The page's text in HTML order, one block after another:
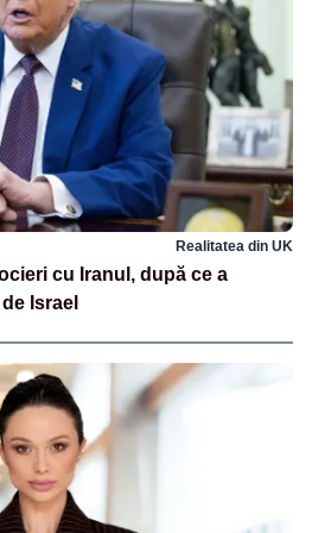
Realitatea din UK
cu Iranul, după ce a
Israel